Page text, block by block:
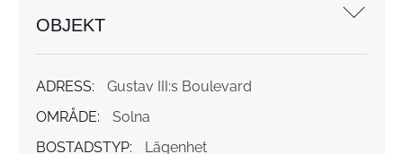
OBJEKT
ADRESS:
Gustav III:s Boulevard
OMRÅDE:
Solna
BOSTADSTYP:
Lägenhet